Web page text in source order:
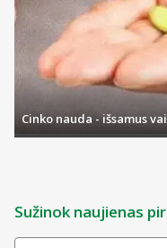
Cinko nauda - išsamus
Sužinok naujienas